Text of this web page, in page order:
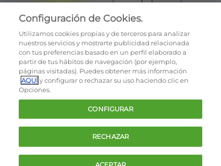
Cookies
Política de privacidad
Términos y condiciones de la oferta
Contacto
FAQ
Configuración de Cookies.
Utilizamos cookies propias y de terceros para analizar
nuestros servicios y mostrarte publicidad relacionada
con tus preferencias basado en un perfil elaborado a
partir de tus hábitos de navegación (por ejemplo,
páginas visitadas). Puedes obtener más información
AQUÍy configurar o rechazar su uso haciendo clic en
Opciones.
CONFIGURAR
RECHAZAR